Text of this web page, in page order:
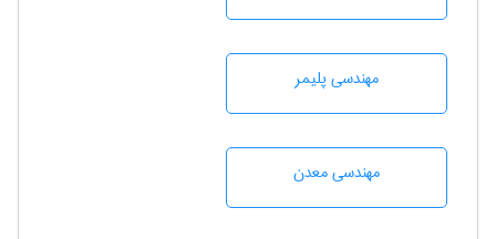
مهندسی پليمر
مهندسی معدن